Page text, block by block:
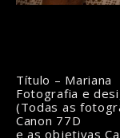
Título – Mariana
Fotografia e
(Todas as
Canon 77D
e as objetivas